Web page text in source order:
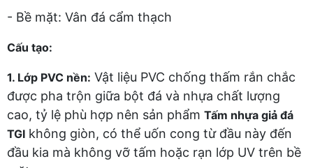
- Bề mặt: Vân đá cẩm thạch
Cấu tạo:
1. Lớp PVC nền: Vật liệu PVC chống thấm rắn chắc
được pha trộn giữa bột đá và nhựa chất lượng
cao, tỷ lệ phù hợp nên sản phẩm Tấm nhựa giả đá
TGI không giòn, có thể uốn cong từ đầu này đến
đầu kia mà không vỡ tấm hoặc rạn lớp UV trên bề